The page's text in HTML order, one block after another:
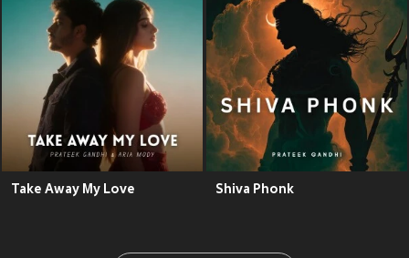
Take Away My Love Shiva Phonk